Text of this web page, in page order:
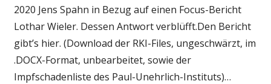
2020 Jens Spahn in Bezug auf einen Focus-Bericht
Lothar Wieler. Dessen Antwort verblüfft.Den Bericht
gibt’s hier. (Download der RKI-Files, ungeschwärzt, im
.DOCX-Format, unbearbeitet, sowie der
Impfschadenliste des Paul-Unehrlich-Instituts)…